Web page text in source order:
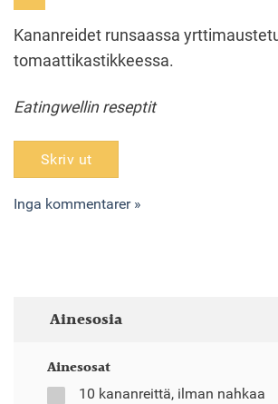
Kananreidet runsaassa
tomaattikastikkeessa.
Eatingwellin reseptit
Skriv ut
Inga kommentarer »
Ainesosia
Ainesosat
10 kananreittä, ilman nahkaa